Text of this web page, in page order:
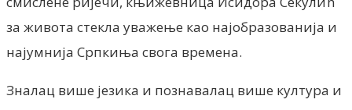
за живота стекла уважење као најобразованија и
најумнија Српкиња свога времена.
Зналац више језика и познавалац више култура и